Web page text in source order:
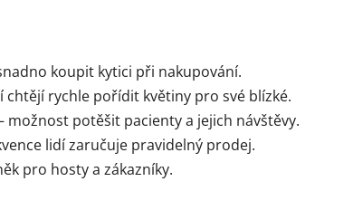
koupit kytici při nakupování.
rychle pořídit květiny pro své blízké.
možnost potěšit pacienty a jejich návštěvy.
lidí zaručuje pravidelný prodej.
pro hosty a zákazníky.